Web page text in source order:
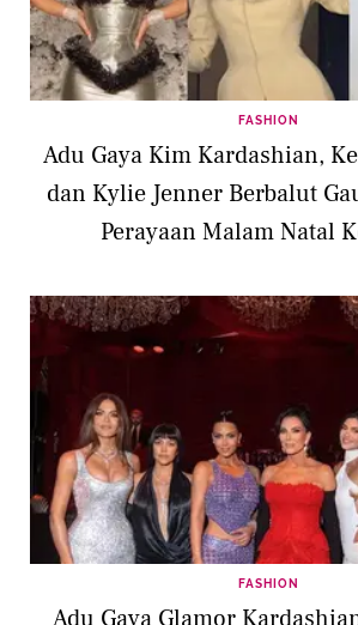
FASHION
Adu Gaya Kim Kardashian,
dan Kylie Jenner Berbalut
Perayaan Malam Natal
FASHION